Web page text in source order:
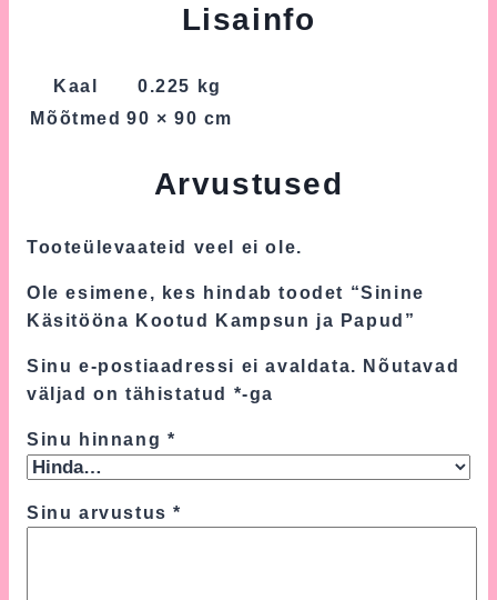
Lisainfo
Kaal
0.225 kg
Mõõtmed 90 × 90 cm
Arvustused
Tooteülevaateid veel ei ole.
Ole esimene, kes hindab toodet “Sinine
Käsitööna Kootud Kampsun ja Papud”
Sinu e-postiaadressi ei avaldata. Nõutavad
väljad on tähistatud *-ga
Sinu hinnang *
Sinu arvustus*